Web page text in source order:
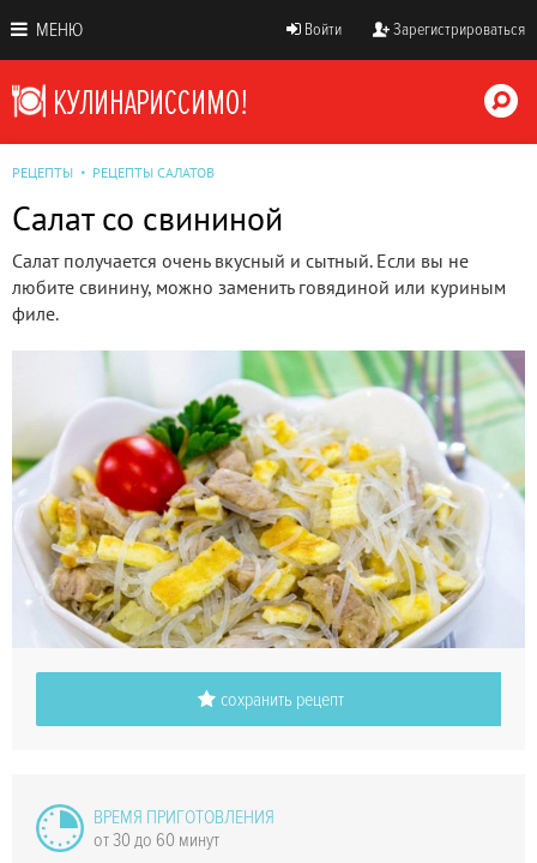
МЕНЮ Войти Зарегистрироваться
РЕЦЕПТЫ РЕЦЕПТЫ САЛАТОВ
Салат со свининой
Салат получается очень вкусный и сытный. Если вы не
любите свинину, можно заменить говядиной или куриным
филе.
сохранить рецепт
ВРЕМЯ ПРИГОТОВЛЕНИЯ
от 30 до 60 минут